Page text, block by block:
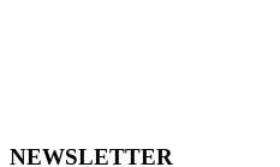
NEWSLETTER